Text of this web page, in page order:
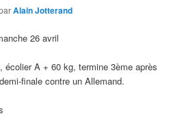
Alain Jotterand
26 avril
écolier A + 60 kg, termine 3ème après
finale contre un Allemand.